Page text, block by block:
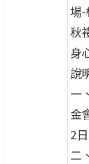
場-
秋
身
說
一
金
2
二